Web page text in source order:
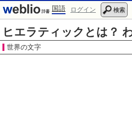
国語 ログイン 検索
ヒエラティックとは？
世界の文字